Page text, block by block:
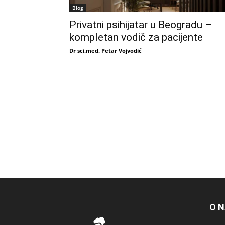
Blog
Privatni psihijatar u Beogradu –
kompletan vodič za pacijente
Dr sci.med. Petar Vojvodić
O